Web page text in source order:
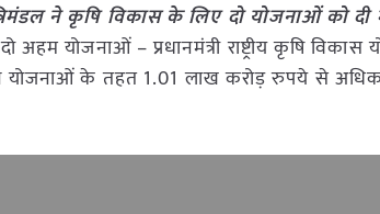
ने कृषि विकास के लिए दो योजनाओं को
अहम योजनाओं – प्रधानमंत्री राष्ट्रीय कृषि
योजनाओं के तहत 1.01 लाख करोड़ रुपये से